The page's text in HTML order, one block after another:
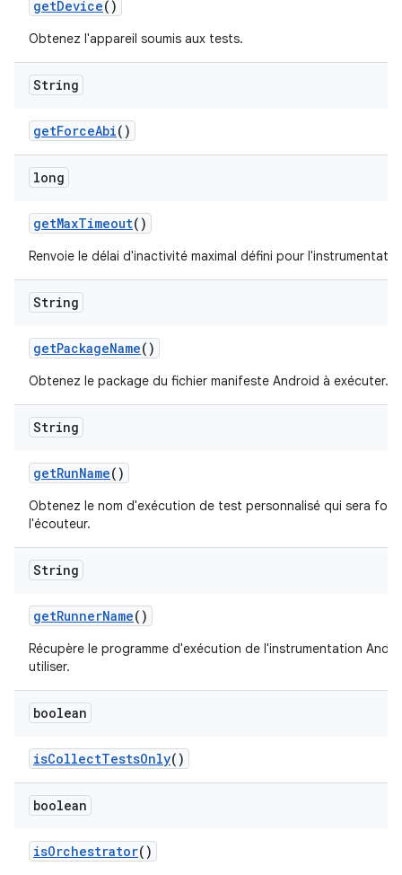
getDevice()
Obtenez l'appareil soumis aux tests.
String
getForceAbi()
long
getMaxTimeout()
Renvoie le délai d'inactivité maximal défini pour
String
getPackageName()
Obtenez le package du fichier manifeste Android à exécuter.
String
getRunName()
Obtenez le nom d'exécution de test personnalisé qui sera
l'écouteur.
String
getRunnerName()
Récupère le programme d'exécution de l'instrumentation
utiliser.
boolean
isCollectTestsOnly()
boolean
isOrchestrator()